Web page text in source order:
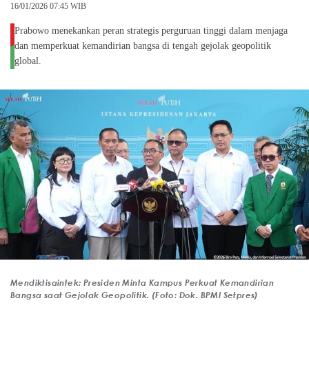
16/01/2026 07:45 WIB
Prabowo menekankan peran strategis perguruan tinggi dalam menjaga
dan memperkuat kemandirian bangsa di tengah gejolak geopolitik
global.
Mendiktisaintek: Presiden Minta Kampus Perkuat Kemandirian
Bangsa saat Gejolak Geopolitik. (Foto: Dok. BPMI Setpres)